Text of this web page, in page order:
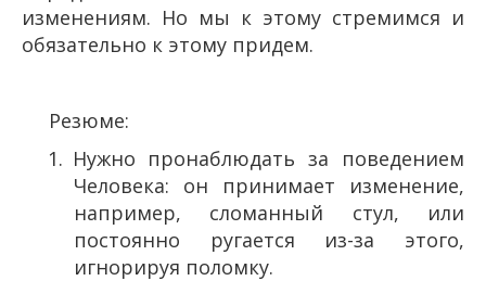
изменениям. Но мы к этому стремимся и
обязательно к этому придем.
Резюме:
1.​ Нужно пронаблюдать за поведением
Человека: он принимает изменение,
например, сломанный стул, или
постоянно ругается из-за этого,
игнорируя поломку.